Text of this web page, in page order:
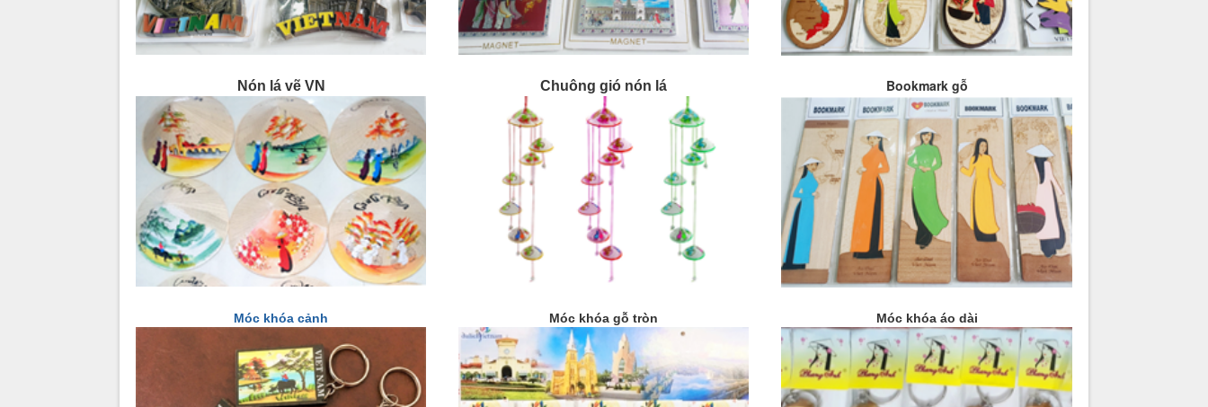
Nón lá vẽ VN Chuông gió nón lá Bookmark gỗ
Móc khóa cảnh Móc khóa gỗ tròn Móc khóa áo dài